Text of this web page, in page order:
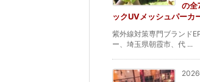
の全
ックUVメッシュパーカ
紫外線対策専門ブランド
ー、埼玉県朝霞市、代 ...